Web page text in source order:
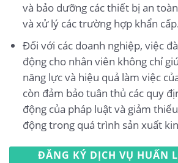
và bảo dưỡng các thiết bị an
và xử lý các trường hợp khẩn
Đối với các doanh nghiệp, việc
động cho nhân viên không chỉ
năng lực và hiệu quả làm việc
còn đảm bảo tuân thủ các quy
động của pháp luật và giảm
động trong quá trình sản xuất
ĐĂNG KÝ DỊCH VỤ HUẤN